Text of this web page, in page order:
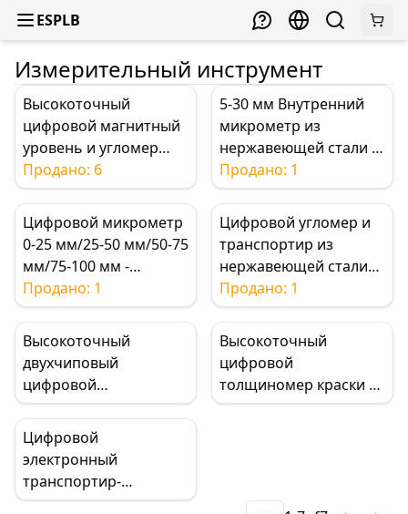
ESPLB
Измерительный инструмент
Высокоточный
цифровой магнитный
уровень и угломер
(300 мм - 600 мм)
Продано: 6
5-30 мм Внутренний
микрометр из
нержавеющей стали –
Высокоточный
инструмент для
измерения
внутреннего диаметра
для
машиностроителей и
любителей DIY
Продано: 1
Цифровой микрометр
0-25 мм/25-50 мм/50-75
мм/75-100 мм -
высокоточный
электронный
толщиномер 0,001 мм
с большим ЖК-
дисплеем и защитой
IP65
Продано: 1
Цифровой угломер и
транспортир из
нержавеющей стали
(200мм/300мм) –
высокоточный
измерительный
инструмент 2-в-1 360°
с ЖК-дисплеем для
деревообработки и
Продано: 1
Высокоточный
двухчиповый
цифровой
толщиномер 0-12,7 мм
для ювелирных
изделий и жемчуга
Высокоточный
цифровой
толщиномер краски —
автомобильный
Цифровой
электронный
транспортир-
инклинометр,